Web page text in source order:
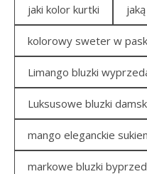
jaki kolor kurtki
kolorowy sweter w
Limango bluzki
Luksusowe bluzki
mango eleganckie
markowe bluzki